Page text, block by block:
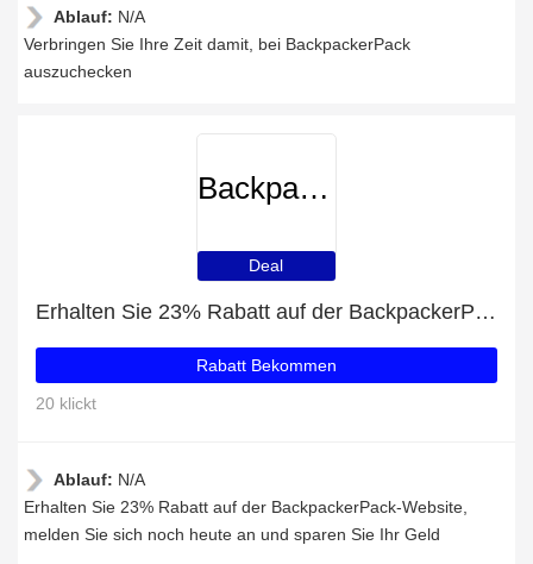
Ablauf: N/A
Verbringen Sie Ihre Zeit damit, bei BackpackerPack
auszuchecken
BackpackerPack
Deal
Erhalten Sie 23% Rabatt auf der BackpackerPack-Website
Rabatt Bekommen
20 klickt
Ablauf: N/A
Erhalten Sie 23% Rabatt auf der BackpackerPack-Website,
melden Sie sich noch heute an und sparen Sie Ihr Geld